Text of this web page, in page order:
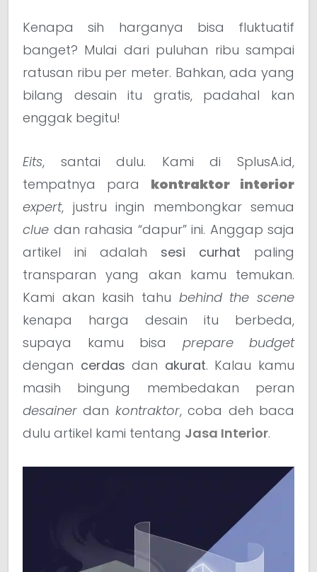
Kenapa sih harganya bisa fluktuatif
banget? Mulai dari puluhan ribu sampai
ratusan ribu per meter. Bahkan, ada yang
bilang desain itu gratis, padahal kan
enggak begitu!
Eits, santai dulu. Kami di SplusA.id,
tempatnya para kontraktor interior
expert, justru ingin membongkar semua
clue dan rahasia “dapur” ini. Anggap saja
artikel ini adalah sesi curhat paling
transparan yang akan kamu temukan.
Kami akan kasih tahu behind the scene
kenapa harga desain itu berbeda,
supaya kamu bisa prepare budget
dengan cerdas dan akurat. Kalau kamu
masih bingung membedakan peran
desainer dan kontraktor, coba deh baca
dulu artikel kami tentang Jasa Interior.